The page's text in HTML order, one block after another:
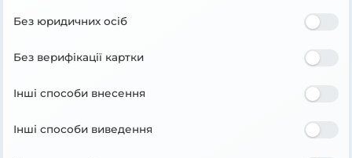
Без юридичних осіб
Без верифікації картки
Інші способи внесення
Інші способи виведення